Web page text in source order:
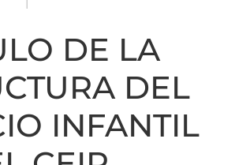
DE LA
DEL
INFANTIL